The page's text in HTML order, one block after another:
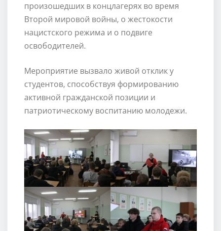
произошедших в концлагерях во время
Второй мировой войны, о жестокости
нацистского режима и о подвиге
освободителей.
Мероприятие вызвало живой отклик у
студентов, способствуя формированию
активной гражданской позиции и
патриотическому воспитанию молодежи.